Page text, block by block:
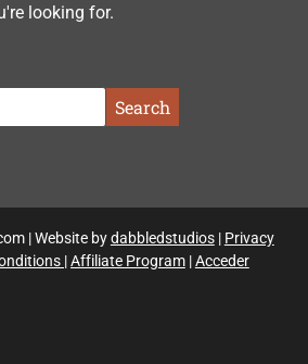
looking for.
Search
| Website bydabbledstudios| Privacy
|Affiliate Program|Acceder